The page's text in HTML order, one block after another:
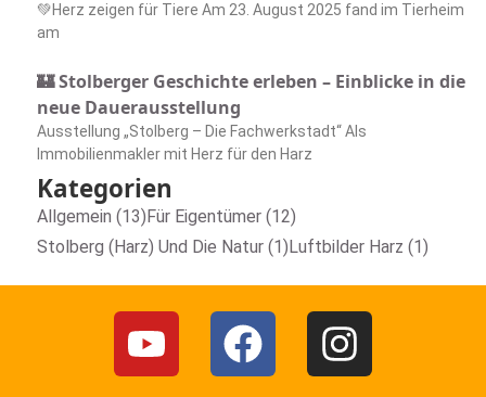
💚Herz zeigen für Tiere Am 23. August 2025 fand im Tierheim
am
🏰 Stolberger Geschichte erleben – Einblicke in die
neue Dauerausstellung
Ausstellung „Stolberg – Die Fachwerkstadt“ Als
Immobilienmakler mit Herz für den Harz
Kategorien
Allgemein (13)Für Eigentümer (12)
Stolberg (Harz) Und Die Natur (1)Luftbilder Harz (1)